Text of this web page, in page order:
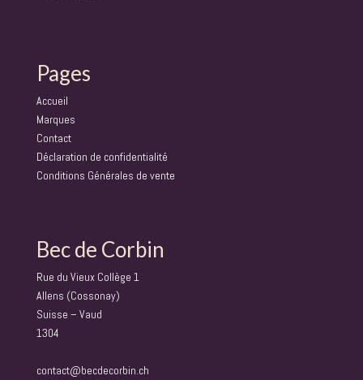
Pages
Accueil
Marques
Contact
Déclaration de confidentialité
Conditions Générales de vente
Bec de Corbin
Rue du Vieux Collège 1
Allens (Cossonay)
Suisse – Vaud
1304
contact@becdecorbin.ch